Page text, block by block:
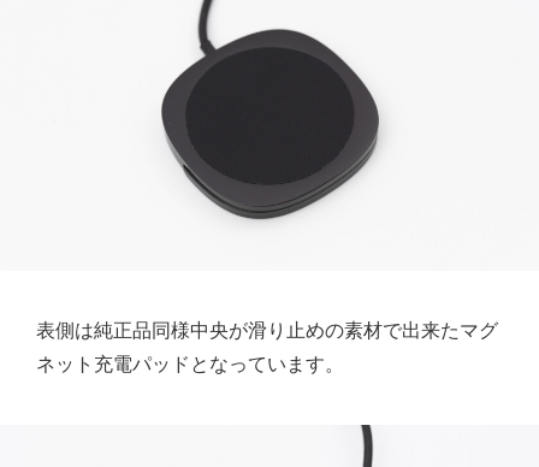
表側は純正品同様中央が滑り止めの素材で出来たマグ
ネット充電パッドとなっています。